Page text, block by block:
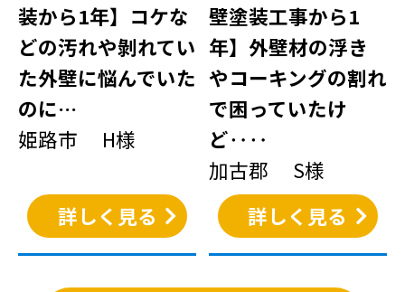
装から1年】コケな
どの汚れや剝れてい
た外壁に悩んでいた
のに…
姫路市 H様
詳しく見る
壁塗装工事から1
年】外壁材の浮き
やコーキングの割れ
で困っていたけ
ど‥‥
加古郡 S様
詳しく見る